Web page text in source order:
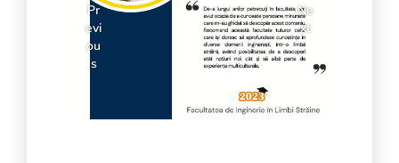
Pr
evi
ou
s
Ne
xt